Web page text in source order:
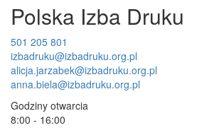
Polska Izba Druku
501 205 801
izbadruku@izbadruku.org.pl
alicja.jarzabek@izbadruku.org.pl
anna.biela@izbadruku.org.pl
Godziny otwarcia
8:00 - 16:00